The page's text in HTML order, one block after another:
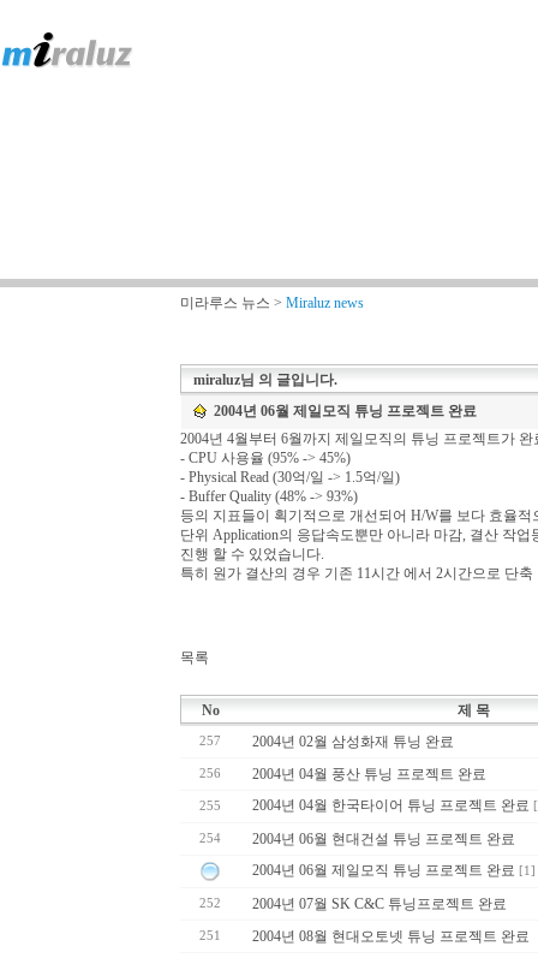
미라루스 뉴스 > Miraluz news
miraluz님 의 글입니다.
2004년 06월 제일모직 튜닝 프로젝트 완료
2004년 4월부터 6월까지 제일모직의 튜닝 프로젝트가
- CPU 사용율 (95% -> 45%)
- Physical Read (30억/일 -> 1.5억/일)
- Buffer Quality (48% -> 93%)
등의 지표들이 획기적으로 개선되어 H/W를 보다 효율
단위 Application의 응답속도뿐만 아니라 마감, 결산 작
진행 할 수 있었습니다.
특히 원가 결산의 경우 기존 11시간 에서 2시간으로 단축
목록
No 제 목
257 2004년 02월 삼성화재 튜닝 완료
256 2004년 04월 풍산 튜닝 프로젝트 완료
255 2004년 04월 한국타이어 튜닝 프로젝트 완료
254
2004년 06월 현대건설 튜닝 프로젝트 완료
2004년 06월 제일모직 튜닝 프로젝트 완료 [1]
252 2004년 07월 SK C&C 튜닝프로젝트 완료
251 2004년 08월 현대오토넷 튜닝 프로젝트 완료